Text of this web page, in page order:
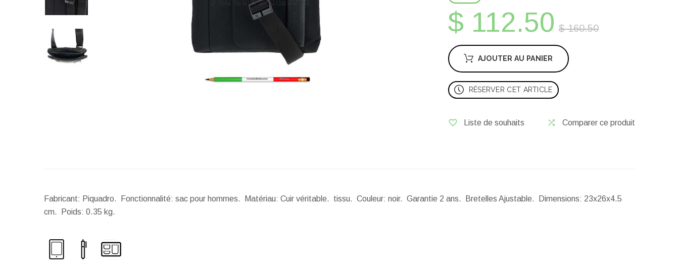
$ 112.50 $ 160.50
AJOUTER AU PANIER
RÉSERVER CET ARTICLE
Liste de souhaits Comparer ce produit
Fabricant: Piquadro. Fonctionnalité: sac pour hommes. Matériau: Cuir véritable. tissu. Couleur: noir. Garantie 2 ans. Bretelles Ajustable. Dimensions: 23x26x4.5
cm.
Poids: 0.35 kg.